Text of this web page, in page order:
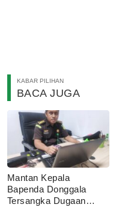
KABAR PILIHAN
BACA JUGA
Mantan Kepala
Bapenda Donggala
Tersangka Dugaan